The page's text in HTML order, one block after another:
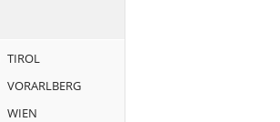
TIROL
VORARLBERG
WIEN